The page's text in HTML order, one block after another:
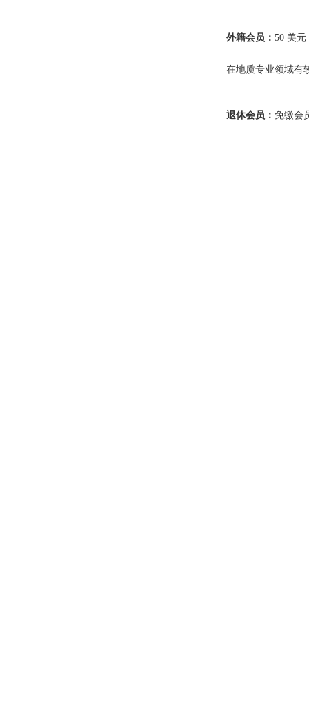
外籍会员： 50 美元
在地质专业领域有
退休会员： 免缴会